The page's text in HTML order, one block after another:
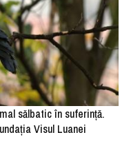
sălbatic în suferință.
Visul Luanei